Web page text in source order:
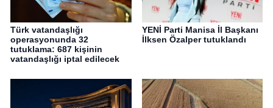
Türk vatandaşlığı
operasyonunda 32
tutuklama: 687 kişinin
vatandaşlığı iptal edilecek
YENİ Parti Manisa İl Başkanı
İlksen Özalper tutuklandı